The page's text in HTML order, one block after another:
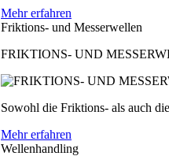
Mehr erfahren
Friktions- und Messerwellen
FRIKTIONS- UND
Sowohl die Friktions- als auch
Mehr erfahren
Wellenhandling